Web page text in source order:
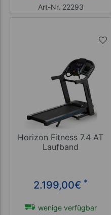
Art-Nr. 22293
Horizon Fitness 7.4 AT
Laufband
2.199,00€ *
wenige verfügbar